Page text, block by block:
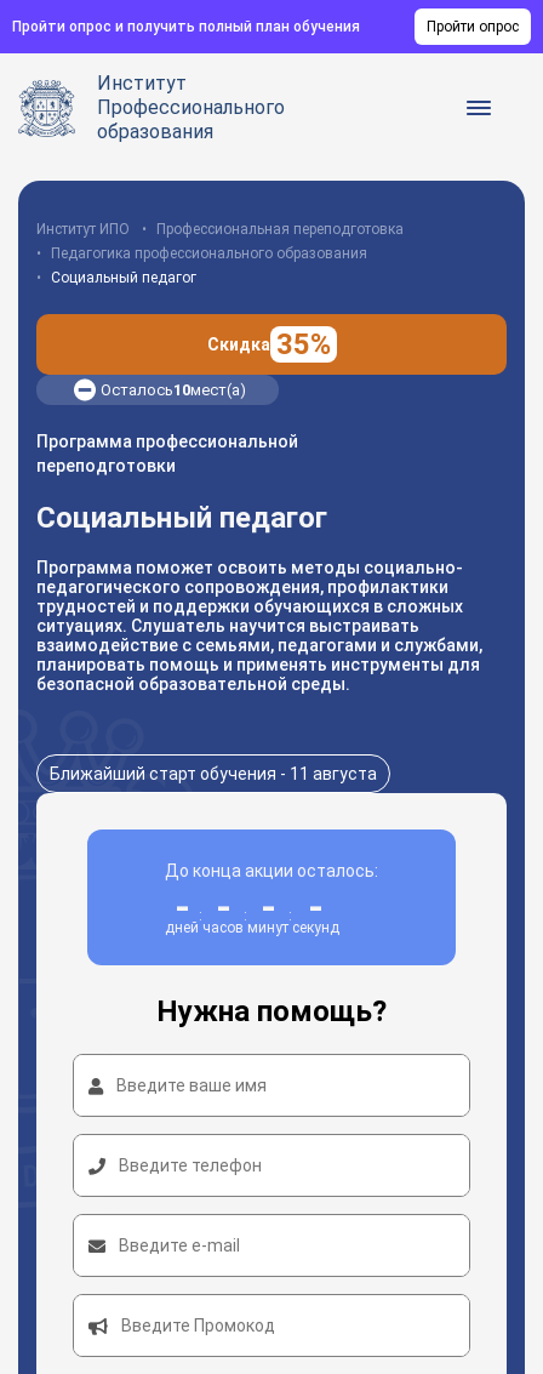
Пройти опрос и получить полный план обучения Пройти опрос
Институт
Профессионального
образования
Институт ИПО
Профессиональная переподготовка
Педагогика профессионального образования
Социальный педагог
Скидка 35%
Осталось10мест(а)
Программа профессиональной
переподготовки
Социальный педагог
Программа поможет освоить методы социально-
педагогического сопровождения, профилактики
трудностей и поддержки обучающихся в сложных
ситуациях. Слушатель научится выстраивать
взаимодействие с семьями, педагогами и службами,
планировать помощь и применять инструменты для
безопасной образовательной среды.
Ближайший старт обучения - 11 августа
До конца акции осталось:
-
дней
: -
часов
: -
минут
: -
секунд
Нужна помощь?